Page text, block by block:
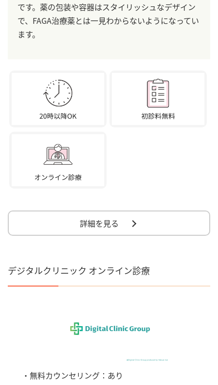
です。薬の包装や容器はスタイリッシュなデザイン
で、FAGA治療薬とは一見わからないようになってい
ます。
詳細を見る
デジタルクリニック オンライン診療
・無料カウンセリング：あり